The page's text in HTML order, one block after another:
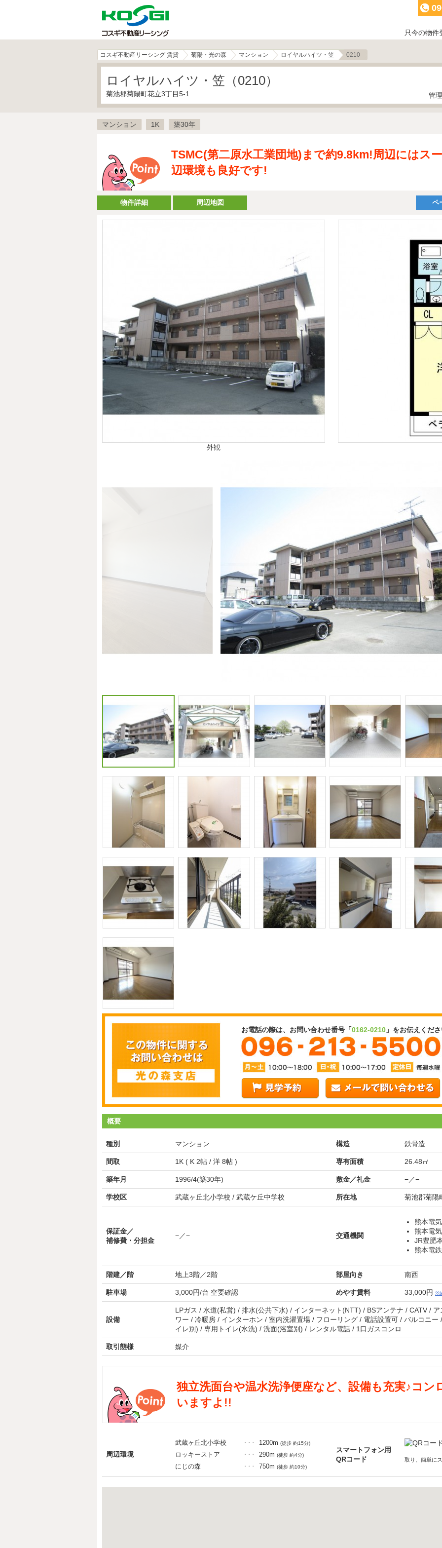
只今の物
コスギ不動産リーシング 賃貸 菊陽・光の森 マンション ロイヤルハイツ・笠 0210
ロイヤルハイツ・笠（0210）
菊池郡菊陽町花立3丁目5-1 管
マンション 1K 築30年
TSMC(第二原水工業団地)まで約9.8km!周辺にはス
辺環境も良好です!
物件詳細 周辺地図 ペ
外観
お電話の際は、お問い合わせ番号「0162-0210 」をお伝えくだ
概要
種別 マンション 構造 鉄骨造
間取 1K ( K 2帖 / 洋 8帖 ) 専有面積 26.48㎡
築年月 1996/4(築30年) 敷金／礼金 −／−
学校区 武蔵ヶ丘北小学校 / 武蔵ケ丘中学校 所在地 菊池郡菊陽
保証金／
補修費・分担金
−／− 交通機関
熊本電
熊本電
JR豊肥
熊本電
階建／階 地上3階／2階 部屋向き 南西
駐車場 3,000円/台 空要確認 めやす賃料 33,000円 ※
設備
LPガス / 水道(私営) / 排水(公共下水) / インターネット(NTT) / BSアンテナ / CATV /
ワー / 冷暖房 / インターホン / 室内洗濯置場 / フローリング / 電話設置可 / バルコニ
イレ別) / 専用トイレ(水洗) / 洗面(浴室別) / レンタル電話 / 1口ガスコンロ
取引態様 媒介
独立洗面台や温水洗浄便座など、設備も充実♪コ
いますよ!!
周辺環境
武蔵ヶ丘北小学校 ・・・ 1200m (徒歩 約15分)
ロッキーストア ・・・ 290m (徒歩 約4分)
にじの森 ・・・ 750m (徒歩 約10分)
スマートフォン用
QRコード
取り、簡単に